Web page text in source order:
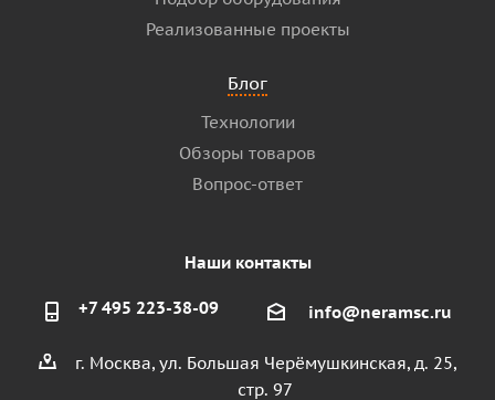
Реализованные проекты
Блог
Технологии
Обзоры товаров
Вопрос-ответ
Наши контакты
+7 495 223-38-09 info@neramsc.ru
г. Москва, ул. Большая Черёмушкинская, д. 25,
стр. 97